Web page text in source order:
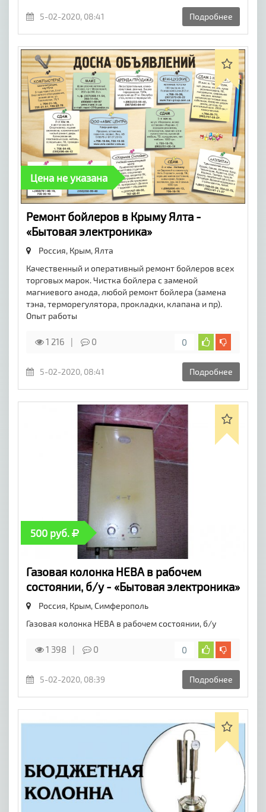
5-02-2020, 08:41 Подробнее
Цена не указана
Ремонт бойлеров в Крыму Ялта -
«Бытовая электроника»
Россия, Крым, Ялта
Качественный и оперативный ремонт бойлеров всех
торговых марок. Чистка бойлера с заменой
магниевого анода, любой ремонт бойлера (замена
тэна, терморегулятора, прокладки, клапана и пр).
Опыт работы
1 216 0 0
5-02-2020, 08:41 Подробнее
500 руб.
Газовая колонка НЕВА в рабочем
состоянии, б/у - «Бытовая электроника»
Россия, Крым,Симферополь
Газовая колонка НЕВА в рабочем состоянии, б/у
1 398 0 0
5-02-2020, 08:39 Подробнее